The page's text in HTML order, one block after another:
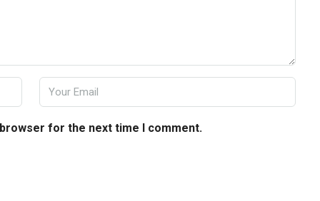
for the next time I comment.